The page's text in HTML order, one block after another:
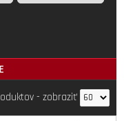
- zobraziť